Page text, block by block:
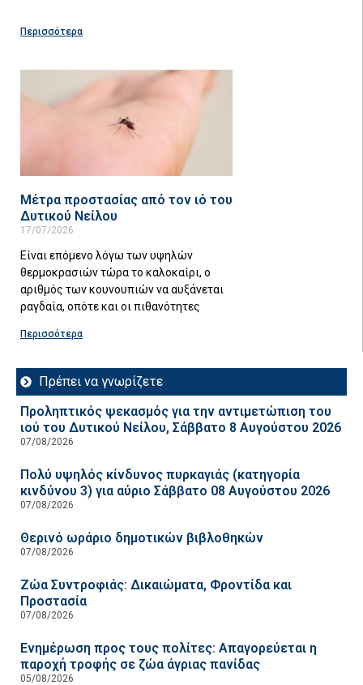
Περισσότερα
Μέτρα προστασίας από τον ιό του
Δυτικού Νείλου
17/07/2026
Είναι επόμενο λόγω των υψηλών
θερμοκρασιών τώρα το καλοκαίρι, ο
αριθμός των κουνουπιών να αυξάνεται
ραγδαία, οπότε και οι πιθανότητες
Περισσότερα
Πρέπει να γνωρίζετε
Προληπτικός ψεκασμός για την αντιμετώπιση του
ιού του Δυτικού Νείλου, Σάββατο 8 Αυγούστου 2026
07/08/2026
Πολύ υψηλός κίνδυνος πυρκαγιάς (κατηγορία
κινδύνου 3) για αύριο Σάββατο 08 Αυγούστου 2026
07/08/2026
Θερινό ωράριο δημοτικών βιβλοθηκών
07/08/2026
Ζώα Συντροφιάς: Δικαιώματα, Φροντίδα και
Προστασία
07/08/2026
Ενημέρωση προς τους πολίτες: Απαγορεύεται η
παροχή τροφής σε ζώα άγριας πανίδας
05/08/2026